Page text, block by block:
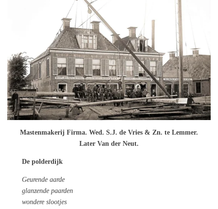
Mastenmakerij Firma. Wed. S.J. de Vries & Zn. te Lemmer.
Later Van der Neut.
De polderdijk
Geurende aarde
glanzende paarden
wondere slootjes